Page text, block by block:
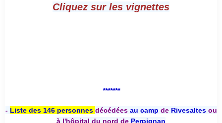
Cliquez sur les vignettes
*******
- Liste des 146 personnes décédées au camp deRivesaltesou
à l'hôpital du nord de Perpignan